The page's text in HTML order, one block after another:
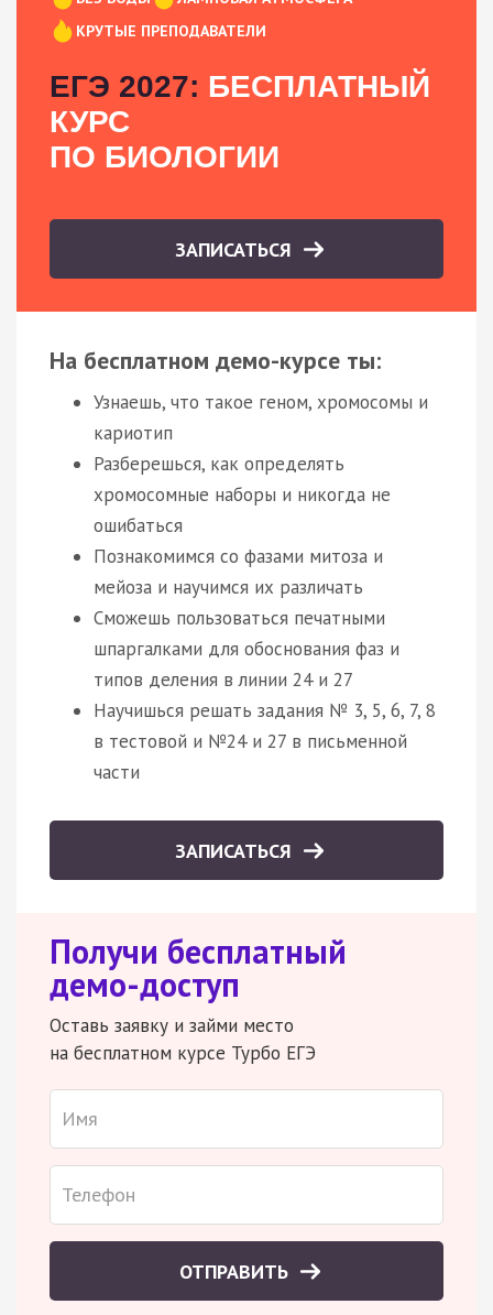
КРУТЫЕ ПРЕПОДАВАТЕЛИ
ЕГЭ 2027: БЕСПЛАТНЫЙ
КУРС
ПО БИОЛОГИИ
ЗАПИСАТЬСЯ
На бесплатном демо-курсе ты:
Узнаешь, что такое геном, хромосомы и
кариотип
Разберешься, как определять
хромосомные наборы и никогда не
ошибаться
Познакомимся со фазами митоза и
мейоза и научимся их различать
Сможешь пользоваться печатными
шпаргалками для обоснования фаз и
типов деления в линии 24 и 27
Научишься решать задания № 3, 5, 6, 7, 8
в тестовой и №24 и 27 в письменной
части
ЗАПИСАТЬСЯ
Получи бесплатный
демо-доступ
Оставь заявку и займи место
на бесплатном курсе Турбо ЕГЭ
ОТПРАВИТЬ